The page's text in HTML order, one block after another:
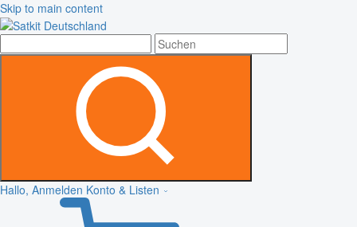
Skip to main content
Hallo, Anmelden Konto & Listen